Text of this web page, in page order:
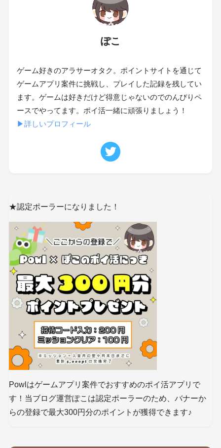
ぽこ
ゲーム好きのアラサーオタク。ポイントサイトを通じて
ゲームアプリ案件に挑戦し、プレイした記録を残してい
ます。ゲームは好きだけど得意じゃないのでのんびりペ
ースでやってます。ポイ活一緒に頑張りましょう！
▶詳しいプロフィール
★認定ポーラーになりました！
Powlはゲームアプリ案件でおすすめのポイ活アプリで
す！当ブログ運営ぽこは認定ポーラーのため、バナーか
らの登録で最大300円分のポイントが獲得できます♪